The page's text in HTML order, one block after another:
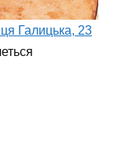
Галицька, 23